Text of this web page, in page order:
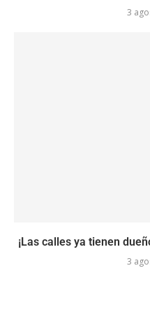
3
¡Las calles ya tienen
3